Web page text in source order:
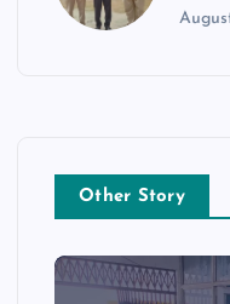
Other Story